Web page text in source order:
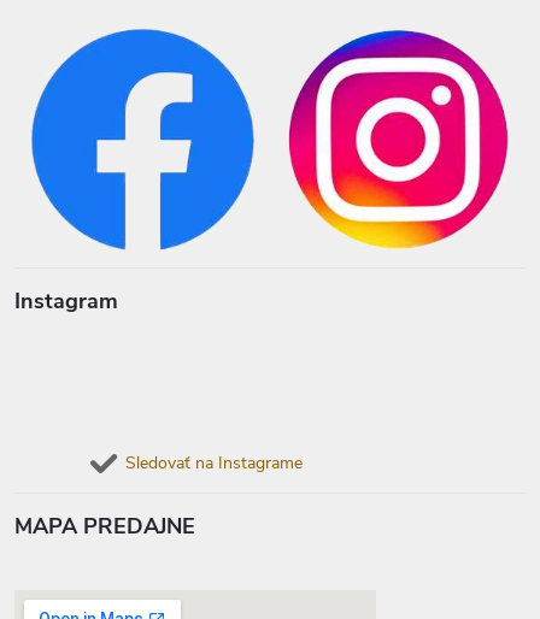
Instagram
Sledovať na Instagrame
MAPA PREDAJNE